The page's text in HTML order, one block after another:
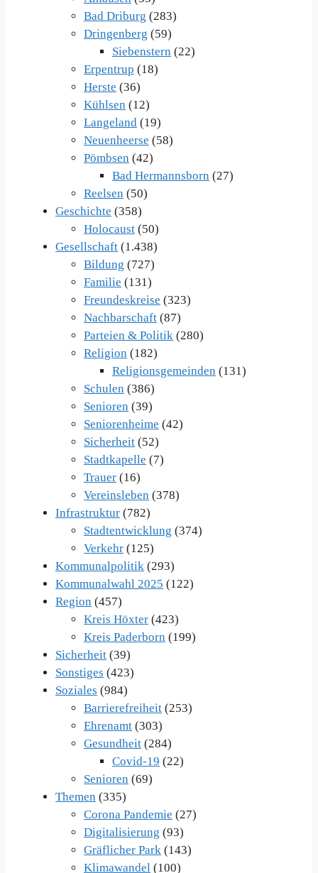
Bad Driburg (283)
Dringenberg (59)
Siebenstern (22)
Erpentrup (18)
Herste (36)
Kühlsen (12)
Langeland (19)
Neuenheerse (58)
Pömbsen (42)
Bad Hermannsborn (27)
Reelsen (50)
Geschichte (358)
Holocaust (50)
Gesellschaft (1.438)
Bildung (727)
Familie (131)
Freundeskreise (323)
Nachbarschaft (87)
Parteien & Politik (280)
Religion (182)
Religionsgemeinden (131)
Schulen (386)
Senioren (39)
Seniorenheime (42)
Sicherheit (52)
Stadtkapelle (7)
Trauer (16)
Vereinsleben (378)
Infrastruktur (782)
Stadtentwicklung (374)
Verkehr (125)
Kommunalpolitik (293)
Kommunalwahl 2025 (122)
Region (457)
Kreis Höxter (423)
Kreis Paderborn (199)
Sicherheit (39)
Sonstiges (423)
Soziales (984)
Barrierefreiheit (253)
Ehrenamt (303)
Gesundheit (284)
Covid-19 (22)
Senioren (69)
Themen (335)
Corona Pandemie (27)
Digitalisierung (93)
Gräflicher Park (143)
Klimawandel (100)